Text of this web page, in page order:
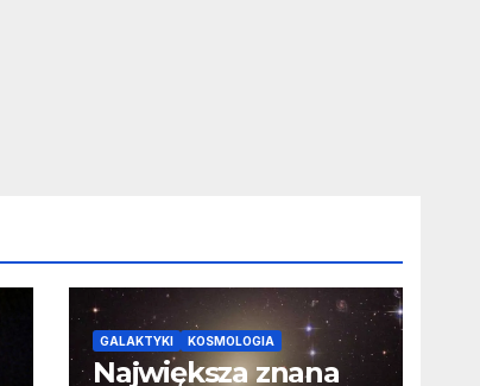
GALAKTYKI KOSMOLOGIA
Największa znana